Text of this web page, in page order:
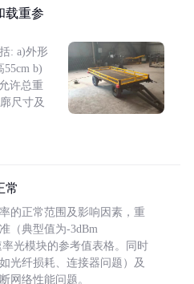
载重参
: a)外形
55cm b)
许总重
尺寸及
常
的正常范围及影响因素，重
（典型值为-3dBm
光模块的参考值表格。同时
光纤损耗、连接器问题）及
网络性能问题。